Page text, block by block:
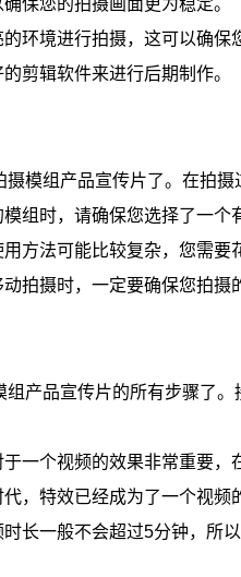
保您的拍摄画面更为稳定。
环境进行拍摄，这可以确保
剪辑软件来进行后期制作。
模组产品宣传片了。在拍摄
组时，请确保您选择了一个
方法可能比较复杂，您需要
拍摄时，一定要确保您拍摄
产品宣传片的所有步骤了
一个视频的效果非常重要，
，特效已经成为了一个视频
长一般不会超过5分钟，所